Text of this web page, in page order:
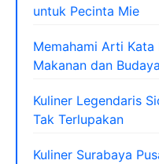
untuk Pecinta Mie
Memahami Arti Kata
Makanan dan Budaya
Kuliner Legendaris
Tak Terlupakan
Kuliner Surabaya